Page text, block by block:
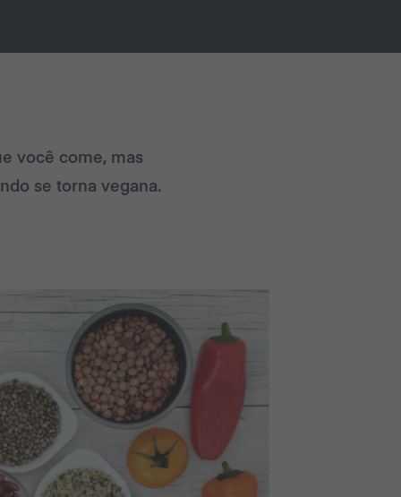
você come, mas
se torna vegana.